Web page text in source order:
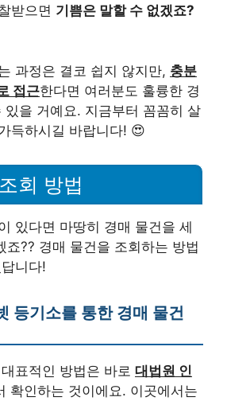
받으면 기쁨은 말할 수 없겠죠?
과정은 결코 쉽지 않지만, 충분
접근한다면 여러분도 훌륭한 경
있을 거예요. 지금부터 꼼꼼히 살
득하시길 바랍니다! 😍
회 방법
있다면 마땅히 경매 물건을 세
죠?? 경매 물건을 조회하는 방법
니다!
등기소를 통한 경매 물건
표적인 방법은 바로 대법원 인
확인하는 것이에요. 이곳에서는